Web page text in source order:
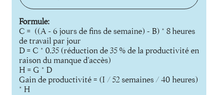
Formule:
C = ((A - 6 jours de fins de semaine) - B) * 8 heures
de travail par jour
D = C * 0.35 (réduction de 35 % de la productivité en
raison du manque d’accès)
H = G * D
Gain de productivité = (I / 52 semaines / 40 heures)
* H